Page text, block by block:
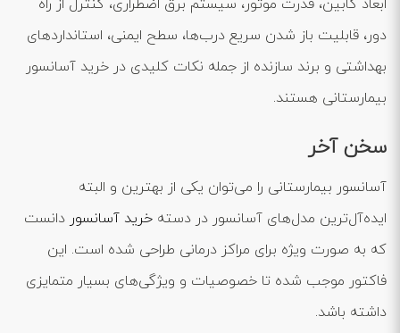
ابعاد کابین، قدرت موتور، سیستم برق اضطراری، کنترل از راه
دور، قابلیت باز شدن سریع درب‌ها، سطح ایمنی، استانداردهای
بهداشتی و برند سازنده از جمله نکات کلیدی در خرید آسانسور
بیمارستانی هستند.
سخن آخر
آسانسور بیمارستانی را می‌توان یکی از بهترین و البته
ایده‌آل‌ترین مدل‌های آسانسور در دسته خرید آسانسور دانست
که به صورت ویژه برای مراکز درمانی طراحی شده است. این
فاکتور موجب شده تا خصوصیات و ویژگی‌های بسیار متمایزی
داشته باشد.